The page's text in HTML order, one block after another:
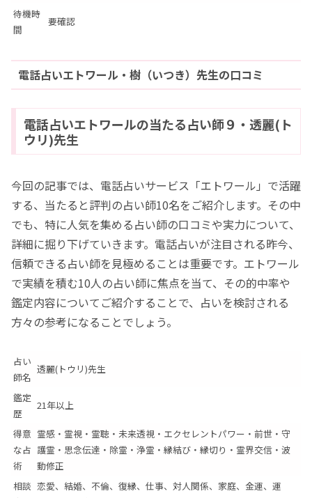
待機時
間
要確認
電話占いエトワール・樹（いつき）先生の口コミ
電話占いエトワールの当たる占い師９・透麗(ト
ウリ)先生
今回の記事では、電話占いサービス「エトワール」で活躍
する、当たると評判の占い師10名をご紹介します。その中
でも、特に人気を集める占い師の口コミや実力について、
詳細に掘り下げていきます。電話占いが注目される昨今、
信頼できる占い師を見極めることは重要です。エトワール
で実績を積む10人の占い師に焦点を当て、その的中率や
鑑定内容についてご紹介することで、占いを検討される
方々の参考になることでしょう。
占い
師名
透麗(トウリ)先生
鑑定
歴
21年以上
得意
な占
術
霊感・霊視・霊聴・未来透視・エクセレントパワー・前世・守
護霊・思念伝達・除霊・浄霊・縁結び・縁切り・霊界交信・波
動修正
相談 恋愛、結婚、不倫、復縁、仕事、対人関係、家庭、金運、運